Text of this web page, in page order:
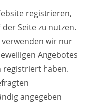
registrieren,
Seite zu nutzen.
verwenden wir nur
Angebotes
registriert haben.
angegeben